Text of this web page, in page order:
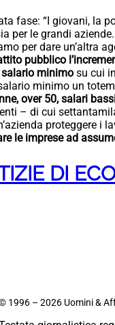
fase: “I giovani, la
per le grandi
per dare un’altra
pubblico
salario minimo su cui
minimo un
over 50, salari
– di cui
proteggere i
le imprese ad
DI
1996 – 2026 Uomini &